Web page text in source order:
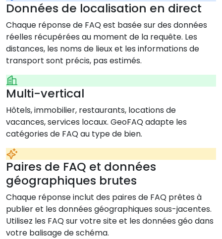
Données de localisation en direct
Chaque réponse de FAQ est basée sur des données
réelles récupérées au moment de la requête. Les
distances, les noms de lieux et les informations de
transport sont précis, pas estimés.
Multi-vertical
Hôtels, immobilier, restaurants, locations de
vacances, services locaux. GeoFAQ adapte les
catégories de FAQ au type de bien.
Paires de FAQ et données
géographiques brutes
Chaque réponse inclut des paires de FAQ prêtes à
publier et les données géographiques sous-jacentes.
Utilisez les FAQ sur votre site et les données géo dans
votre balisage de schéma.